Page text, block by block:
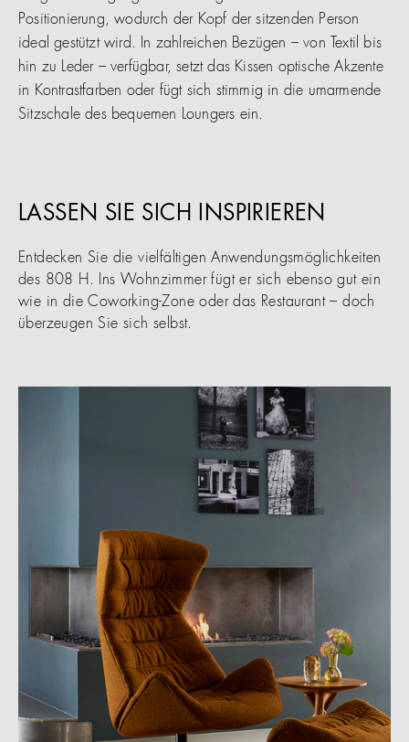
Positionierung, wodurch der Kopf der sitzenden Person
ideal gestützt wird. In zahlreichen Bezügen – von Textil bis
hin zu Leder – verfügbar, setzt das Kissen optische Akzente
in Kontrastfarben oder fügt sich stimmig in die umarmende
Sitzschale des bequemen Loungers ein.
LASSEN SIE SICH INSPIRIEREN
Entdecken Sie die vielfältigen Anwendungsmöglichkeiten
des 808 H. Ins Wohnzimmer fügt er sich ebenso gut ein
wie in die Coworking-Zone oder das Restaurant – doch
überzeugen Sie sich selbst.